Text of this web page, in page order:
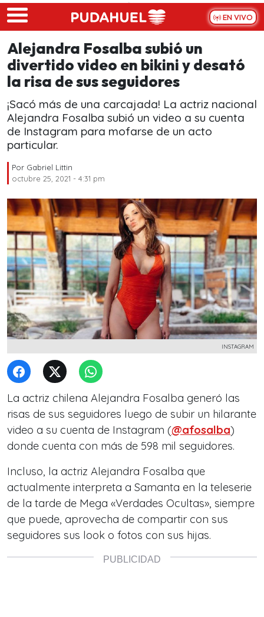
Skip to main content
EN VIVO
Alejandra Fosalba subió un
divertido video en bikini y desató
la risa de sus seguidores
¡Sacó más de una carcajada! La actriz nacional
Alejandra Fosalba subió un video a su cuenta
de Instagram para mofarse de un acto
particular.
Por Gabriel Littin
octubre 25, 2021 - 4:31 pm
INSTAGRAM
La actriz chilena Alejandra Fosalba generó las
risas de sus seguidores luego de subir un hilarante
video a su cuenta de Instagram (@afosalba)
donde cuenta con más de 598 mil seguidores.
Incluso, la actriz Alejandra Fosalba que
actualmente interpreta a Samanta en la teleserie
de la tarde de Mega «Verdades Ocultas», siempre
que puede, aprovecha de compartir con sus
seguidores sus look o fotos con sus hijas.